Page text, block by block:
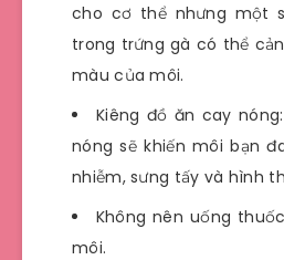
cho cơ thể nhưng một
trong trứng gà có thể
màu của môi.
Kiêng đồ ăn cay
nóng sẽ khiến môi bạn
nhiễm, sưng tấy và hình
Không nên uống
môi.